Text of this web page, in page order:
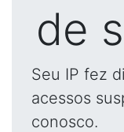
de
Seu IP fez
acessos
conosco.